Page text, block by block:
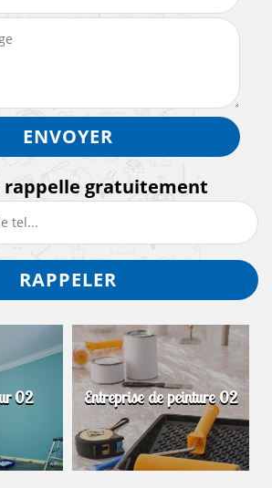
rappelle gratuitement
02 Entreprise de peinture 02